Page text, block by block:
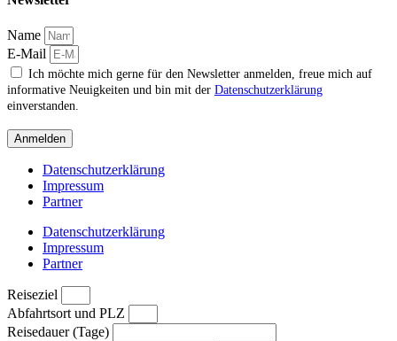
Name
E-Mail
Ich möchte mich gerne für den Newsletter anmelden, freue mich auf
informative Neuigkeiten und bin mit der Datenschutzerklärung
einverstanden.
Anmelden
Datenschutzerklärung
Impressum
Partner
Datenschutzerklärung
Impressum
Partner
Reiseziel
Abfahrtsort und PLZ
Reisedauer (Tage)